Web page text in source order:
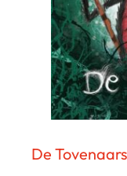
De